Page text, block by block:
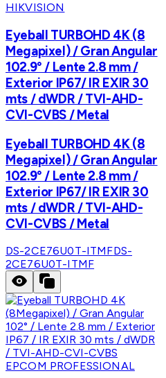
HIKVISION
Eyeball TURBOHD 4K (8
Megapixel) / Gran Angular
102.9° / Lente 2.8 mm /
Exterior IP67/ IR EXIR 30
mts / dWDR / TVI-AHD-
CVI-CVBS / Metal
Eyeball TURBOHD 4K (8
Megapixel) / Gran Angular
102.9° / Lente 2.8 mm /
Exterior IP67/ IR EXIR 30
mts / dWDR / TVI-AHD-
CVI-CVBS / Metal
DS-2CE76U0T-ITMFDS-
2CE76U0T-ITMF
EPCOM PROFESSIONAL